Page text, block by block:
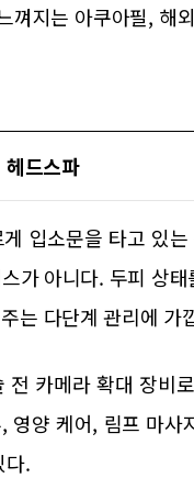
껴지는 아쿠아필, 해
드스파
입소문을 타고 있
가 아니다. 두피 상
는 다단계 관리에 가
전 카메라 확대 장비
영양 케어, 림프 마
다.